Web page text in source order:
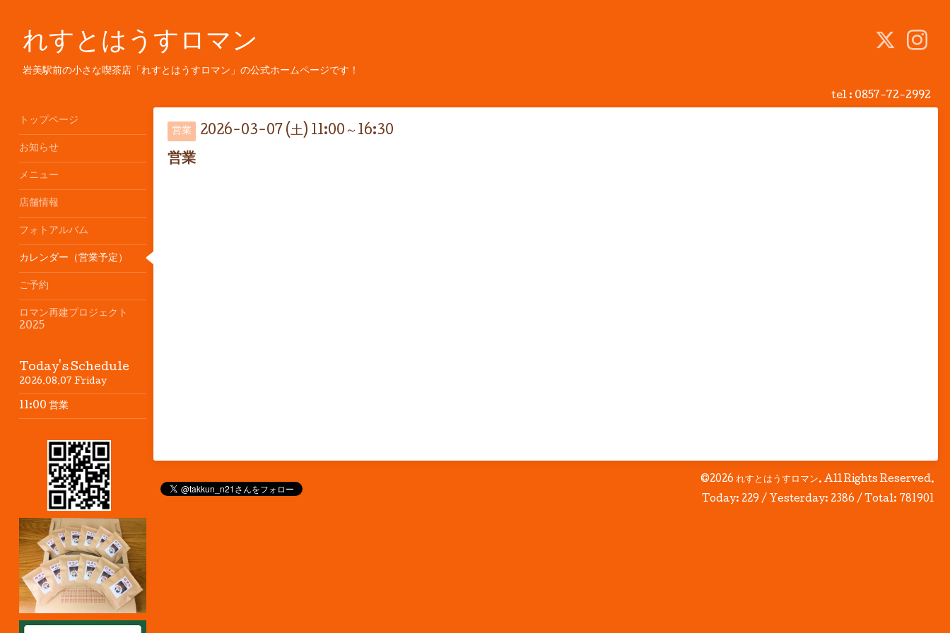
れすとはうすロマン
岩美駅前の小さな喫茶店「れすとはうすロマン」の公式ホームページです！
tel : 0857-72-2992
営業 2026-03-07 (土) 11:00～16:30
営業
©2026 れすとはうすロマン. All Rights Reserved.
Today: 229 / Yesterday: 2386 / Total: 781901
トップページ
お知らせ
メニュー
店舗情報
フォトアルバム
カレンダー（営業予定）
ご予約
ロマン再建プロジェクト
2025
Today's Schedule
2026.08.07 Friday
11:00 営業